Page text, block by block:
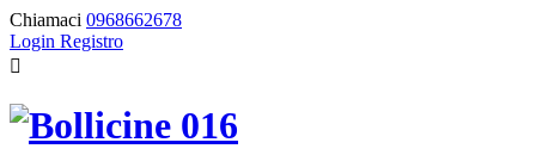
Chiamaci 0968662678
Login Registro
